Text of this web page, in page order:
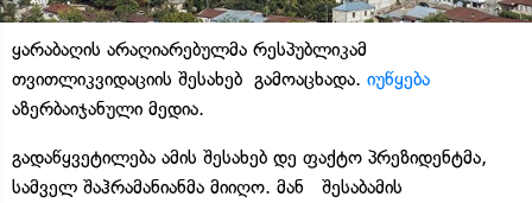
ყარაბაღის არაღიარებულმა რესპუბლიკამ
თვითლიკვიდაციის შესახებ გამოაცხადა. იუწყება
აზერბაიჯანული მედია.
გადაწყვეტილება ამის შესახებ დე ფაქტო პრეზიდენტმა,
სამველ შაჰრამანიანმა მიიღო. მან შესაბამის